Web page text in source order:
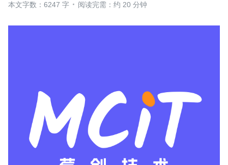
本文字数：6247 字
阅读完需：约 20 分钟